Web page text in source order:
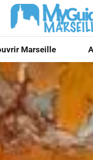
Marseille